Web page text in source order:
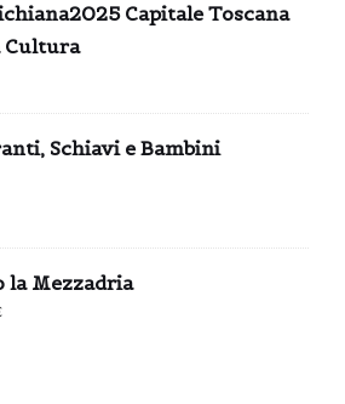
Capitale Toscana
Cultura
Schiavi e Bambini
la Mezzadria